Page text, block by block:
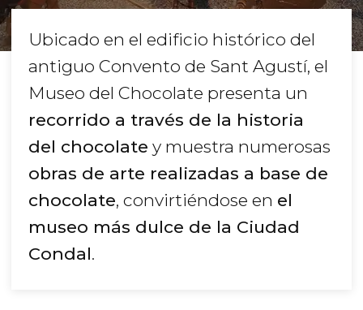
Ubicado en el edificio histórico del
antiguo Convento de Sant Agustí, el
Museo del Chocolate presenta un
recorrido a través de la historia
del chocolate y muestra numerosas
obras de arte realizadas a base de
chocolate, convirtiéndose en el
museo más dulce de la Ciudad
Condal.